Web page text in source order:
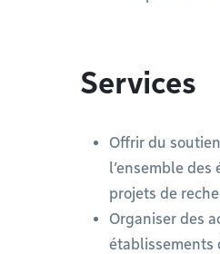
Services
Offrir du
l’ensemble
projets de
Organiser des
établissements